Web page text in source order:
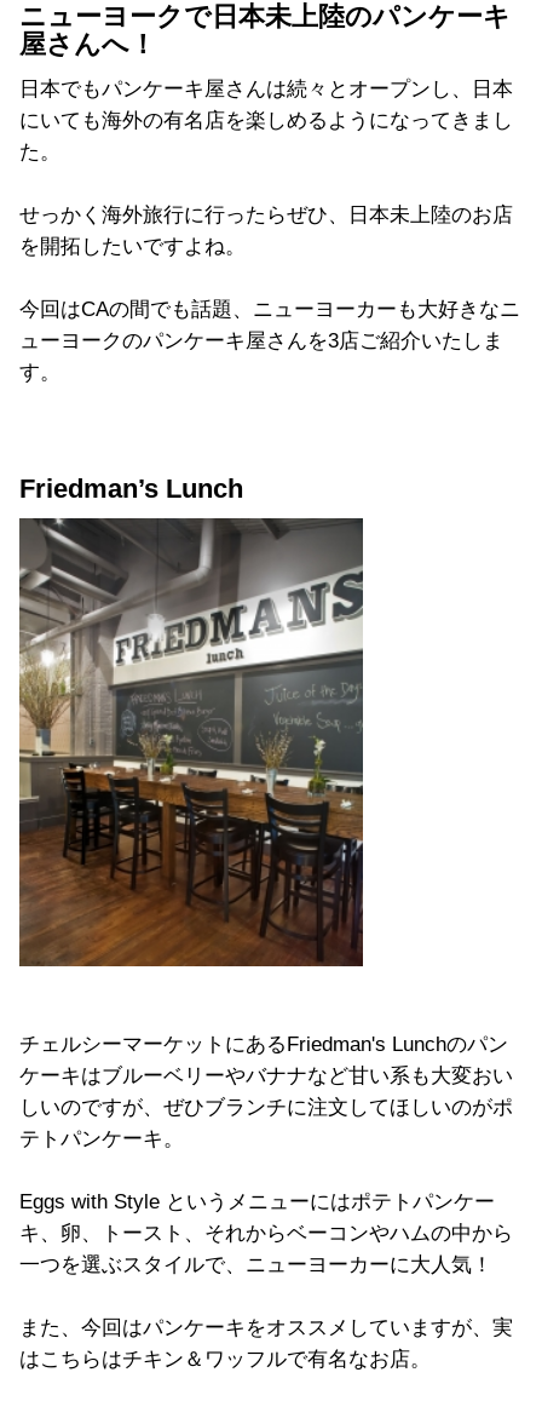
ニューヨークで日本未上陸のパンケーキ
屋さんへ！
日本でもパンケーキ屋さんは続々とオープンし、日本
にいても海外の有名店を楽しめるようになってきまし
た。
せっかく海外旅行に行ったらぜひ、日本未上陸のお店
を開拓したいですよね。
今回はCAの間でも話題、ニューヨーカーも大好きなニ
ューヨークのパンケーキ屋さんを3店ご紹介いたしま
す。
Friedman’s Lunch
チェルシーマーケットにあるFriedman's Lunchのパン
ケーキはブルーベリーやバナナなど甘い系も大変おい
しいのですが、ぜひブランチに注文してほしいのがポ
テトパンケーキ。
Eggs with Style というメニューにはポテトパンケー
キ、卵、トースト、それからベーコンやハムの中から
一つを選ぶスタイルで、ニューヨーカーに大人気！
また、今回はパンケーキをオススメしていますが、実
はこちらはチキン＆ワッフルで有名なお店。